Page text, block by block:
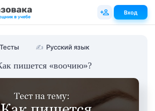
Тесты ✍ Русский язык
пишется «воочию»?
Вход